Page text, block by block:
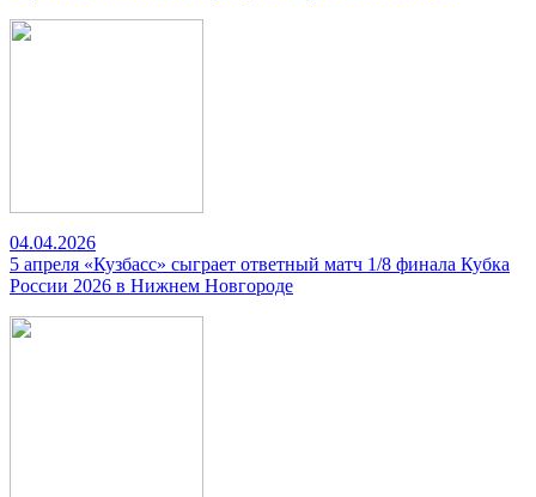
04.04.2026
5 апреля «Кузбасс» сыграет ответный матч 1/8 финала Кубка
России 2026 в Нижнем Новгороде